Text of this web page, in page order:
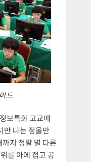
드.
보특화 고교에
만 나는 정올만
지 정말 별 다른
를 아에 접고 공